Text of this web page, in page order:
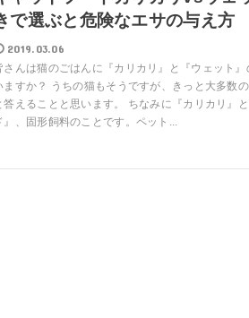
で選ぶと危険なエサの与え方
2019.03.06
さんは猫のごはんに『カリカリ』と『ウェット』
ますか？ うちの猫もそうですが、きっと大多数の
答えることと思います。 ちなみに『カリカリ』
』、固形飼料のことです。ペット...